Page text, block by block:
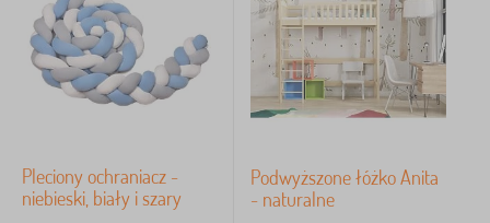
Pleciony ochraniacz -
niebieski, biały i szary
Podwyższone łóżko Anita
- naturalne